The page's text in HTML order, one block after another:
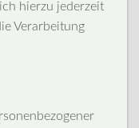
hierzu jederzeit
Verarbeitung